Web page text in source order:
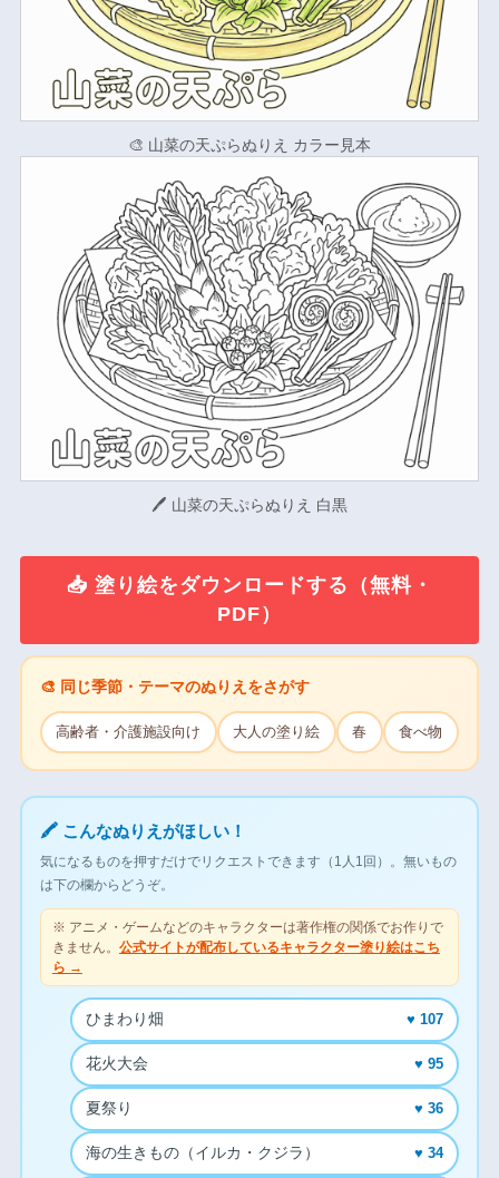
🎨 山菜の天ぷらぬりえ カラー見本
🖊 山菜の天ぷらぬりえ 白黒
📥 塗り絵をダウンロードする（無料・
PDF）
🎨 同じ季節・テーマのぬりえをさがす
高齢者・介護施設向け 大人の塗り絵 春 食べ物
🖍 こんなぬりえがほしい！
気になるものを押すだけでリクエストできます（1人1回）。無いもの
は下の欄からどうぞ。
※ アニメ・ゲームなどのキャラクターは著作権の関係でお作りで
きません。 公式サイトが配布しているキャラクター塗り絵はこち
ら →
ひまわり畑 ♥ 107
花火大会 ♥ 95
夏祭り ♥ 36
海の生きもの（イルカ・クジラ） ♥ 34